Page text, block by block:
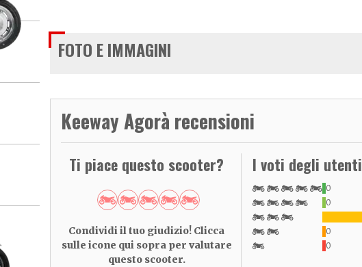
FOTO E IMMAGINI
Keeway Agorà recensioni
Ti piace questo scooter?
Condividi il tuo giudizio! Clicca
sulle icone qui sopra per valutare
questo scooter.
I voti degli utenti
0
0
0
0